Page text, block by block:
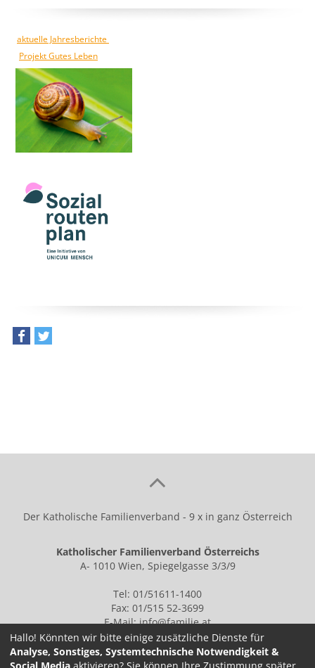
aktuelle Jahresberichte
Projekt Gutes Leben
Der Katholische Familienverband - 9 x in ganz Österreich
Katholischer Familienverband Österreichs
A- 1010 Wien, Spiegelgasse 3/3/9
Tel: 01/51611-1400
Fax: 01/515 52-3699
E-Mail:info@familie.at
Hallo! Könnten wir bitte einige zusätzliche Dienste für
Analyse, Sonstiges, Systemtechnische Notwendigkeit &